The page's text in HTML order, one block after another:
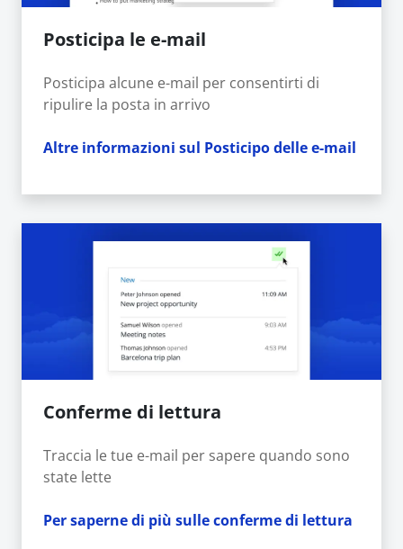
Posticipa le e-mail
Posticipa alcune e-mail per consentirti di
ripulire la posta in arrivo
Altre informazioni sul Posticipo delle e-mail
Conferme di lettura
Traccia le tue e-mail per sapere quando sono
state lette
Per saperne di più sulle conferme di lettura